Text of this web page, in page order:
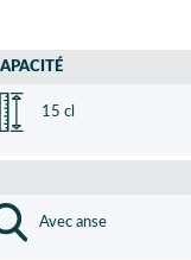
15 cl
Avec anse